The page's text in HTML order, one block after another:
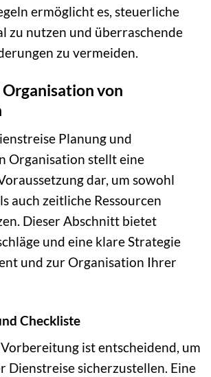
ermöglicht es, steuerliche
zu nutzen und überraschende
zu vermeiden.
von
Planung und
Organisation stellt eine
dar, um sowohl
auch zeitliche Ressourcen
Dieser Abschnitt bietet
und eine klare Strategie
und zur Organisation Ihrer
Checkliste
ist entscheidend, um
Dienstreise sicherzustellen. Eine